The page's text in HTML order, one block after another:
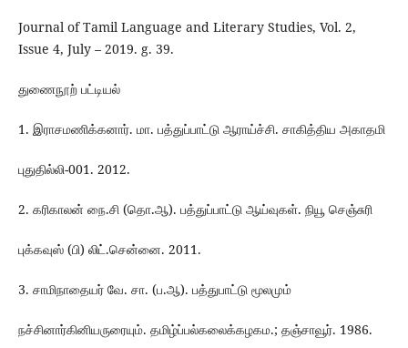
Journal of Tamil Language and Literary Studies, Vol. 2,
Issue 4, July – 2019. g. 39.
துணைநூற் பட்டியல்
1. இராசமணிக்கனார். மா. பத்துப்பாட்டு ஆராய்ச்சி. சாகித்திய அகாதமி
புதுதில்லி-001. 2012.
2. கரிகாலன் நை.சி (தொ.ஆ). பத்துப்பாட்டு ஆய்வுகள். நியூ செஞ்சுரி
புக்கவுஸ் (பி) லிட்.சென்னை. 2011.
3. சாமிநாதையர் வே. சா. (ப.ஆ). பத்துபாட்டு மூலமும்
நச்சினார்கினியருரையும். தமிழ்ப்பல்கலைக்கழகம.; தஞ்சாவூர். 1986.